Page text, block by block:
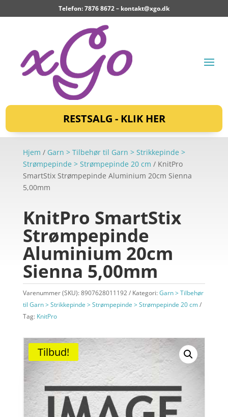
Telefon: 7876 8672 – kontakt@xgo.dk
RESTSALG - KLIK HER
Hjem / Garn > Tilbehør til Garn > Strikkepinde >
Strømpepinde > Strømpepinde 20 cm / KnitPro
SmartStix Strømpepinde Aluminium 20cm Sienna
5,00mm
KnitPro SmartStix
Strømpepinde
Aluminium 20cm
Sienna 5,00mm
Varenummer (SKU):8907628011192 Kategori:Garn > Tilbehør
til Garn > Strikkepinde > Strømpepinde > Strømpepinde 20 cm
Tag: KnitPro
Tilbud!